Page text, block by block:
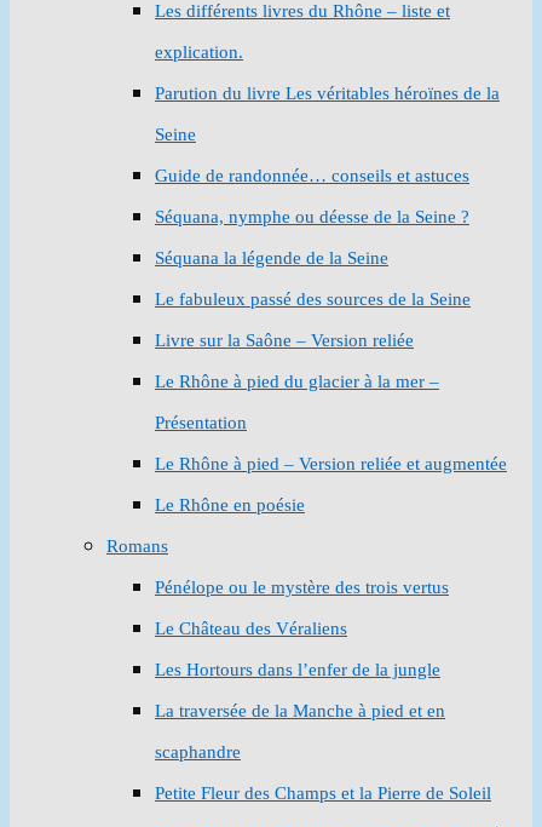
Les différents livres du Rhône – liste et
explication.
Parution du livre Les véritables héroïnes de la
Seine
Guide de randonnée… conseils et astuces
Séquana, nymphe ou déesse de la Seine ?
Séquana la légende de la Seine
Le fabuleux passé des sources de la Seine
Livre sur la Saône – Version reliée
Le Rhône à pied du glacier à la mer –
Présentation
Le Rhône à pied – Version reliée et augmentée
Le Rhône en poésie
Romans
Pénélope ou le mystère des trois vertus
Le Château des Véraliens
Les Hortours dans l’enfer de la jungle
La traversée de la Manche à pied et en
scaphandre
Petite Fleur des Champs et la Pierre de Soleil